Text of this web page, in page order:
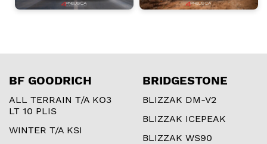
BF GOODRICH
ALL TERRAIN T/A KO3
LT 10 PLIS
WINTER T/A KSI
BRIDGESTONE
BLIZZAK DM-V2
BLIZZAK ICEPEAK
BLIZZAK WS90